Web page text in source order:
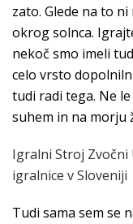
zato. Glede na to
okrog solnca.
nekoč smo imeli
celo vrsto
tudi radi tega. Ne
suhem in na morju
Igralni Stroj
igralnice v Sloveniji
Tudi sama sem se